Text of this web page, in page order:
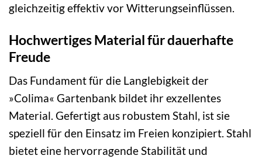
gleichzeitig effektiv vor Witterungseinflüssen.
Hochwertiges Material für dauerhafte
Freude
Das Fundament für die Langlebigkeit der
»Colima« Gartenbank bildet ihr exzellentes
Material. Gefertigt aus robustem Stahl, ist sie
speziell für den Einsatz im Freien konzipiert. Stahl
bietet eine hervorragende Stabilität und